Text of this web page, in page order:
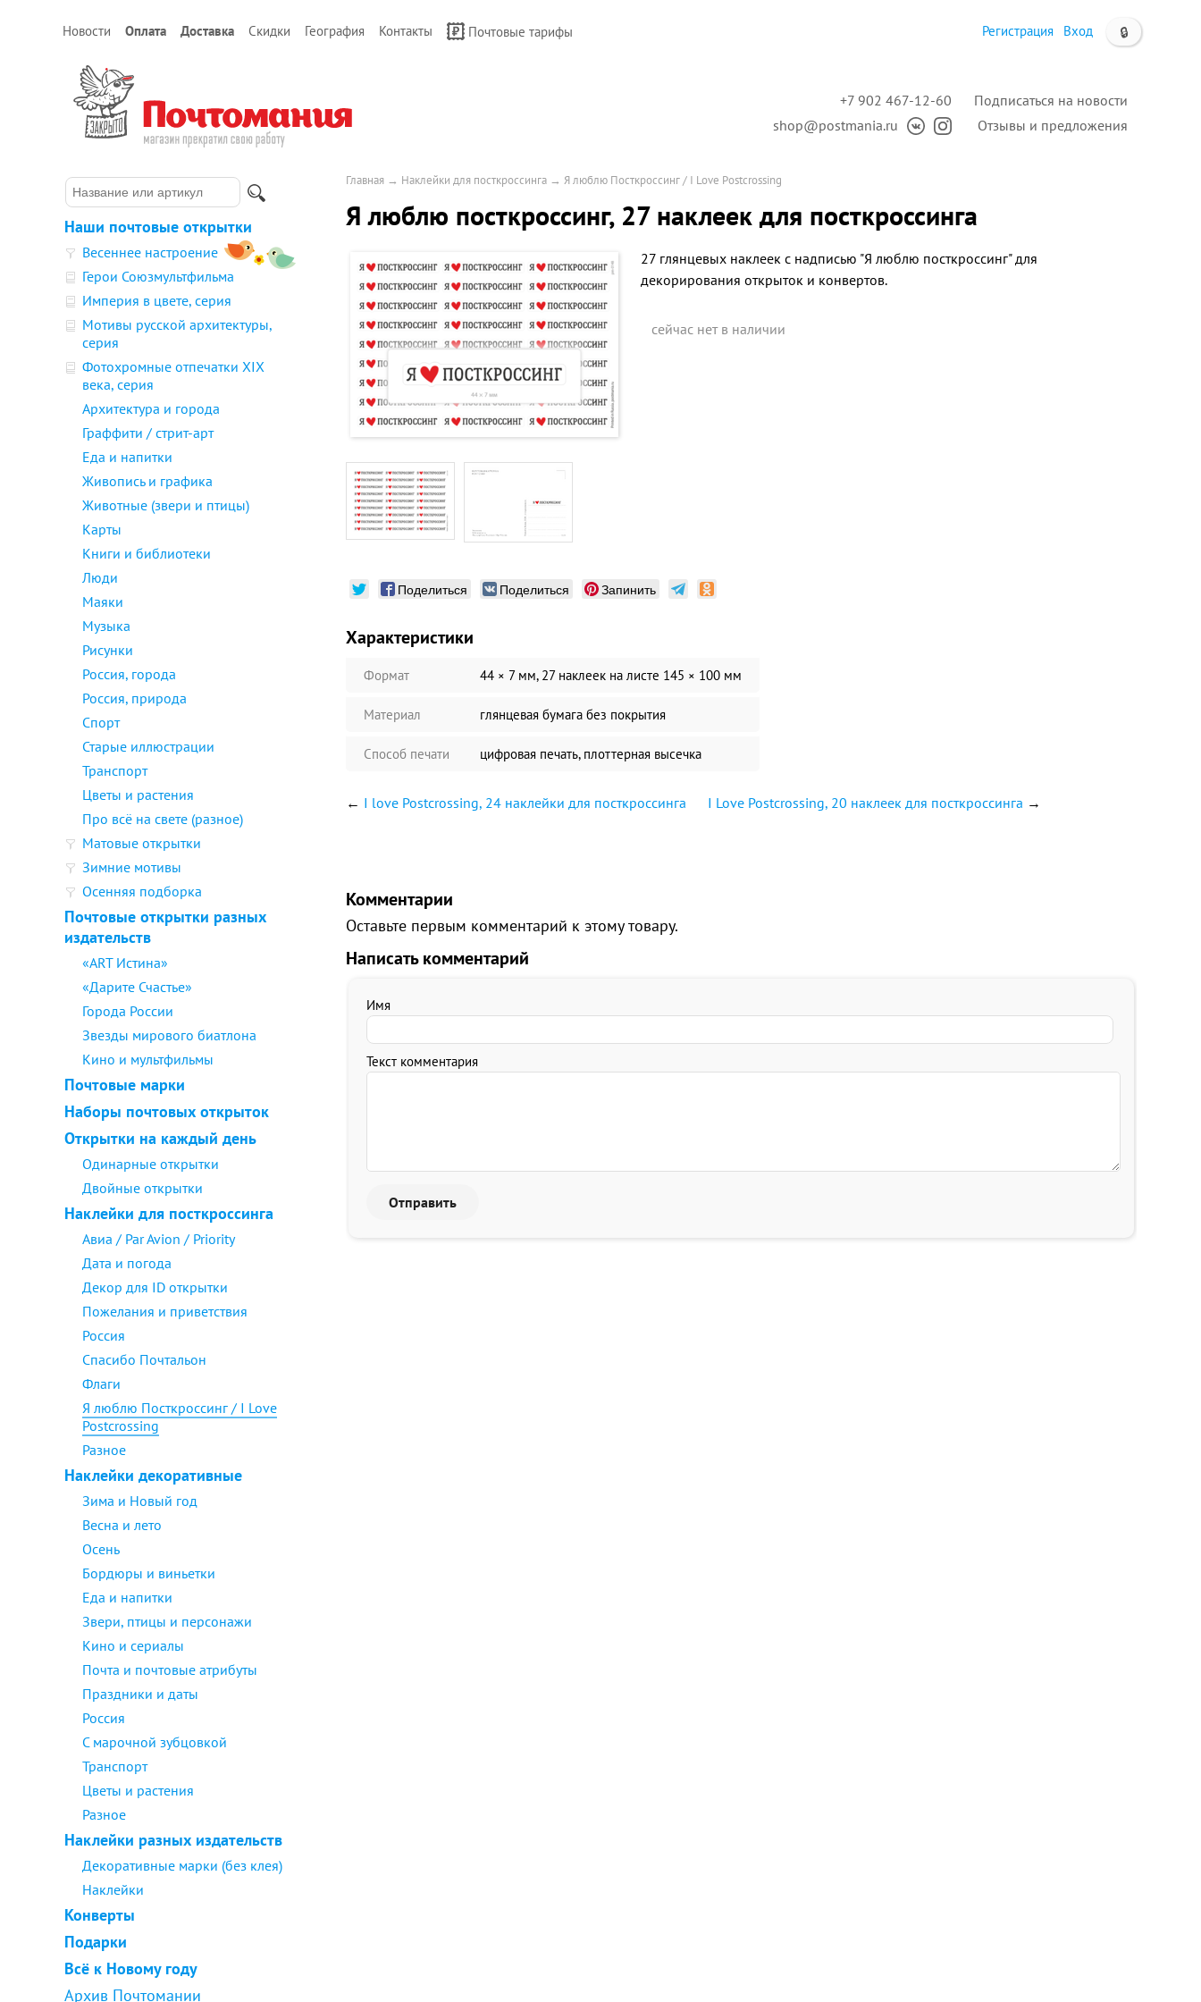
Новости Оплата Доставка Скидки География Контакты Почтовые тарифы 🔒
Регистрация Вход
Подписаться на новости
Отзывы и предложения
+7 902 467-12-60
shop@postmania.ru
Наши почтовые открытки
Весеннее настроение
Герои Союзмультфильма
Империя в цвете, серия
Мотивы русской архитектуры,
серия
Фотохромные отпечатки XIX
века, серия
Архитектура и города
Граффити / стрит-арт
Еда и напитки
Живопись и графика
Животные (звери и птицы)
Карты
Книги и библиотеки
Люди
Маяки
Музыка
Рисунки
Россия, города
Россия, природа
Спорт
Старые иллюстрации
Транспорт
Цветы и растения
Про всё на свете (разное)
Матовые открытки
Зимние мотивы
Осенняя подборка
Почтовые открытки разных
издательств
«ART Истина»
«Дарите Счастье»
Города России
Звезды мирового биатлона
Кино и мультфильмы
Почтовые марки
Наборы почтовых открыток
Открытки на каждый день
Одинарные открытки
Двойные открытки
Наклейки для посткроссинга
Авиа / Par Avion / Priority
Дата и погода
Декор для ID открытки
Пожелания и приветствия
Россия
Спасибо Почтальон
Флаги
Я люблю Посткроссинг / I Love
Postcrossing
Разное
Наклейки декоративные
Зима и Новый год
Весна и лето
Осень
Бордюры и виньетки
Еда и напитки
Звери, птицы и персонажи
Кино и сериалы
Почта и почтовые атрибуты
Праздники и даты
Россия
С марочной зубцовкой
Транспорт
Цветы и растения
Разное
Наклейки разных издательств
Декоративные марки (без клея)
Наклейки
Конверты
Подарки
Всё к Новому году
Архив Почтомании
Главная → Наклейки для посткроссинга → Я люблю Посткроссинг / I Love Postcrossing
Я люблю посткроссинг, 27 наклеек для посткроссинга
27 глянцевых наклеек с надписью "Я люблю посткроссинг" для
декорирования открыток и конвертов.
сейчас нет в наличии
Поделиться Поделиться Запинить
Характеристики
Формат 44 × 7 мм, 27 наклеек на листе 145 × 100 мм
Материал глянцевая бумага без покрытия
Способ печати цифровая печать, плоттерная высечка
← I love Postcrossing, 24 наклейки для посткроссинга I Love Postcrossing, 20 наклеек для посткроссинга →
Комментарии
Оставьте первым комментарий к этому товару.
Написать комментарий
Имя
Текст комментария